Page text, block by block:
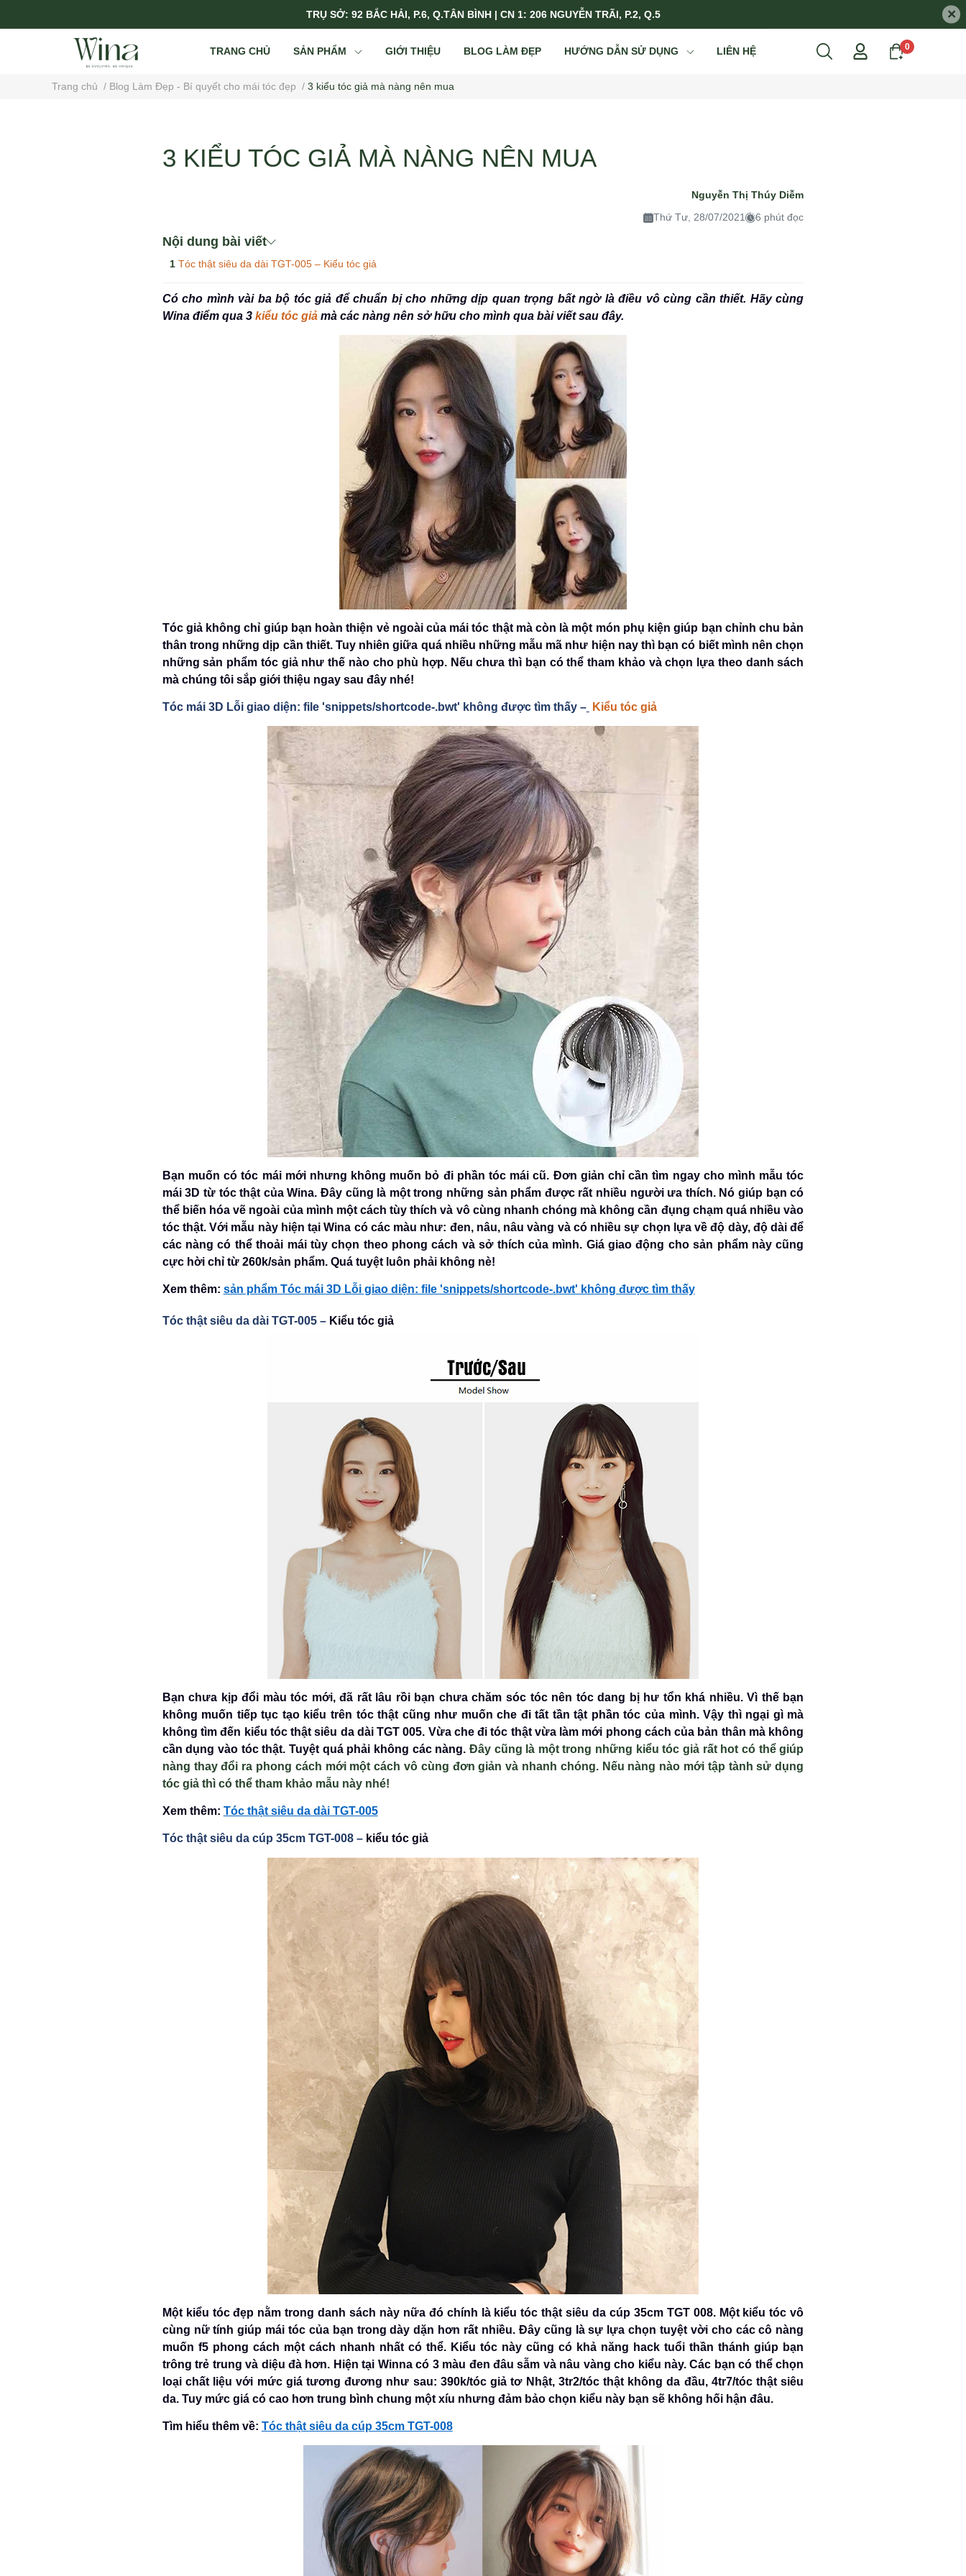
TRỤ SỞ: 92 BẮC HẢI, P.6, Q.TÂN BÌNH | CN 1: 206 NGUYỄN TRÃI, P.2, Q.5 ×
TRANG CHỦ SẢN PHẨM GIỚI THIỆU BLOG LÀM ĐẸP HƯỚNG DẪN SỬ DỤNG LIÊN HỆ 0
Trang chủ / Blog Làm Đẹp - Bí quyết cho mái tóc đẹp / 3 kiểu tóc giả mà nàng nên mua
3 KIỂU TÓC GIẢ MÀ NÀNG NÊN MUA
Nguyễn Thị Thúy Diễm
Thứ Tư, 28/07/2021
6 phút đọc
Nội dung bài viết
Tóc thật siêu da dài TGT-005 – Kiểu tóc giả
Có cho mình vài ba bộ tóc giả để chuẩn bị cho những dịp quan trọng bất ngờ là điều vô cùng cần thiết. Hãy cùng
Wina điểm qua 3 kiểu tóc giả mà các nàng nên sở hữu cho mình qua bài viết sau đây.
Tóc giả không chỉ giúp bạn hoàn thiện vẻ ngoài của mái tóc thật mà còn là một món phụ kiện giúp bạn chỉnh chu bản
thân trong những dịp cần thiết. Tuy nhiên giữa quá nhiều những mẫu mã như hiện nay thì bạn có biết mình nên chọn
những sản phẩm tóc giả như thế nào cho phù hợp. Nếu chưa thì bạn có thể tham khảo và chọn lựa theo danh sách
mà chúng tôi sắp giới thiệu ngay sau đây nhé!
Tóc mái 3D Lỗi giao diện: file 'snippets/shortcode-.bwt' không được tìm thấy – Kiểu tóc giả
Bạn muốn có tóc mái mới nhưng không muốn bỏ đi phần tóc mái cũ. Đơn giản chỉ cần tìm ngay cho mình mẫu tóc
mái 3D từ tóc thật của Wina. Đây cũng là một trong những sản phẩm được rất nhiều người ưa thích. Nó giúp bạn có
thể biến hóa vẽ ngoài của mình một cách tùy thích và vô cùng nhanh chóng mà không cần đụng chạm quá nhiều vào
tóc thật. Với mẫu này hiện tại Wina có các màu như: đen, nâu, nâu vàng và có nhiều sự chọn lựa về độ dày, độ dài để
các nàng có thể thoải mái tùy chọn theo phong cách và sở thích của mình. Giá giao động cho sản phẩm này cũng
cực hời chỉ từ 260k/sản phẩm. Quá tuyệt luôn phải không nè!
Xem thêm: sản phẩm Tóc mái 3D Lỗi giao diện: file 'snippets/shortcode-.bwt' không được tìm thấy
Tóc thật siêu da dài TGT-005 – Kiểu tóc giả
Bạn chưa kịp đổi màu tóc mới, đã rất lâu rồi bạn chưa chăm sóc tóc nên tóc dang bị hư tổn khá nhiều. Vì thế bạn
không muốn tiếp tục tạo kiểu trên tóc thật cũng như muốn che đi tất tần tật phần tóc của mình. Vậy thì ngại gì mà
không tìm đến kiểu tóc thật siêu da dài TGT 005. Vừa che đi tóc thật vừa làm mới phong cách của bản thân mà không
cần dụng vào tóc thật. Tuyệt quá phải không các nàng. Đây cũng là một trong những kiểu tóc giả rất hot có thể giúp
nàng thay đổi ra phong cách mới một cách vô cùng đơn giản và nhanh chóng. Nếu nàng nào mới tập tành sử dụng
tóc giả thì có thể tham khảo mẫu này nhé!
Xem thêm: Tóc thật siêu da dài TGT-005
Tóc thật siêu da cúp 35cm TGT-008 – kiểu tóc giả
Một kiểu tóc đẹp nằm trong danh sách này nữa đó chính là kiểu tóc thật siêu da cúp 35cm TGT 008. Một kiểu tóc vô
cùng nữ tính giúp mái tóc của bạn trong dày dặn hơn rất nhiều. Đây cũng là sự lựa chọn tuyệt vời cho các cô nàng
muốn f5 phong cách một cách nhanh nhất có thể. Kiểu tóc này cũng có khả năng hack tuổi thần thánh giúp bạn
trông trẻ trung và diệu đà hơn. Hiện tại Winna có 3 màu đen đâu sẫm và nâu vàng cho kiểu này. Các bạn có thể chọn
loại chất liệu với mức giá tương đương như sau: 390k/tóc giả tơ Nhật, 3tr2/tóc thật không da đầu, 4tr7/tóc thật siêu
da. Tuy mức giá có cao hơn trung bình chung một xíu nhưng đảm bảo chọn kiểu này bạn sẽ không hối hận đâu.
Tìm hiểu thêm về: Tóc thật siêu da cúp 35cm TGT-008